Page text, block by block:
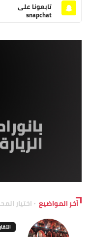
تابعونا على
snapchat
آخر المواضيع اختيار